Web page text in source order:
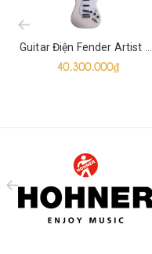
Guitar Điện Fender Artist Ritchie Blackmore Stratocaster SSS
40.300.000₫